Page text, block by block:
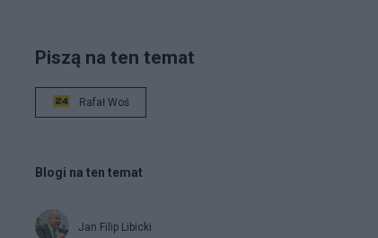
Piszą na ten temat
Rafał Woś
Blogi na ten temat
Jan Filip Libicki